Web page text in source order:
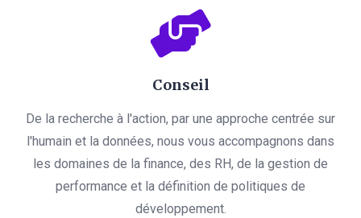
Conseil
De la recherche à l'action, par une approche centrée sur
l'humain et la données, nous vous accompagnons dans
les domaines de la finance, des RH, de la gestion de
performance et la définition de politiques de
développement.